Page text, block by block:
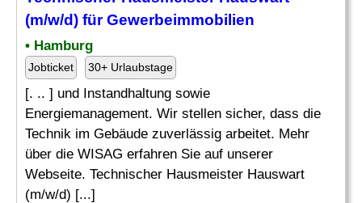
(m/w/d) fürGewerbeimmobilien
• Hamburg
Jobticket 30+ Urlaubstage
[. .. ] und Instandhaltung sowie
Energiemanagement. Wir stellen sicher, dass die
Technik im Gebäude zuverlässig arbeitet. Mehr
über die WISAG erfahren Sie auf unserer
Webseite. Technischer Hausmeister Hauswart
(m/w/d) [...]